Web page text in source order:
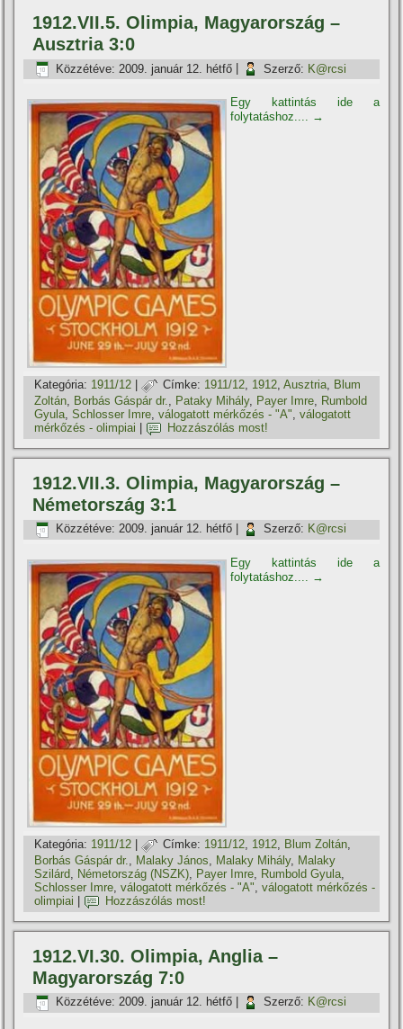
1912.VII.5. Olimpia, Magyarország –
Ausztria 3:0
Közzétéve: 2009. január 12. hétfő Szerző: K@rcsi
Egy kattintás ide a
folytatáshoz.... →
Kategória: 1911/12 | Címke: 1911/12, 1912,Ausztria, Blum
Zoltán Borbás Gáspár dr. Pataky Mihály, Payer Imre Rumbold
Gyula ,Schlosser Imre ,válogatott mérkőzés - "A" ,válogatott
mérkőzés - olimpiai
Hozzászólás most!
1912.VII.3. Olimpia, Magyarország –
Németország 3:1
Közzétéve: 2009. január 12. hétfő Szerző: K@rcsi
Egy kattintás ide a
folytatáshoz....
→
Kategória: 1911/12 | Címke: 1911/12, 1912, Blum Zoltán,
Borbás Gáspár dr., Malaky János, Malaky Mihály, Malaky
Szilárd, Németország (NSZK), Payer Imre, Rumbold Gyula,
Schlosser Imre,válogatott mérkőzés - "A",válogatott mérkőzés -
olimpiai
Hozzászólás most!
1912.VI.30. Olimpia, Anglia –
Magyarország 7:0
Közzétéve: 2009. január 12. hétfő Szerző: K@rcsi